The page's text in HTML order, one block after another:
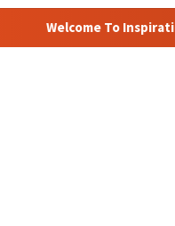
Welcome To Inspiration.com